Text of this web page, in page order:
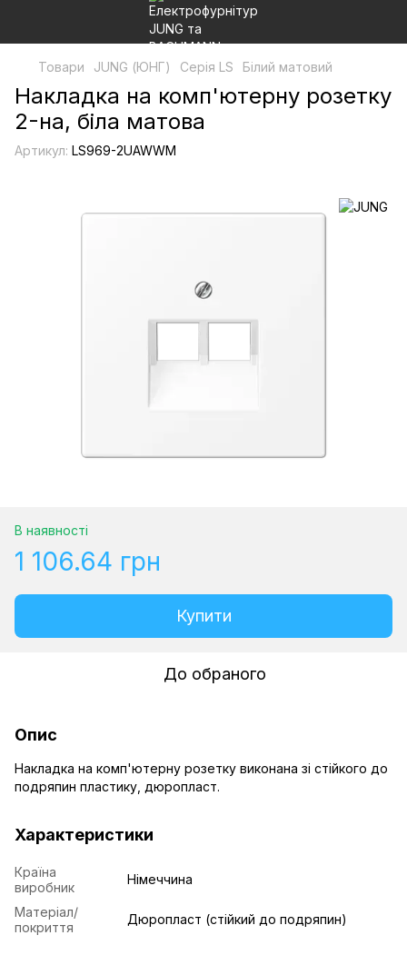
Товари JUNG (ЮНГ) Серія LS Білий матовий
Накладка на комп'ютерну розетку
2-на, біла матова
Артикул: LS969-2UAWWM
В наявності
1 106.64 грн
Купити
До обраного
Опис
Накладка на комп'ютерну розетку виконана зі стійкого до
подряпин пластику, дюропласт.
Характеристики
Країна
виробник
Німеччина
Матеріал/
покриття
Дюропласт (стійкий до подряпин)